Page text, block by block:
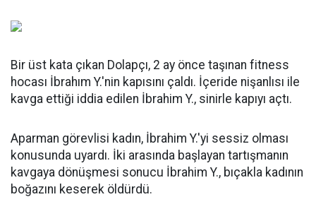
Bir üst kata çıkan Dolapçı, 2 ay önce taşınan fitness
hocası İbrahım Y.'nin kapısını çaldı. İçeride nişanlısı ile
kavga ettiği iddia edilen İbrahim Y., sinirle kapıyı açtı.
Aparman görevlisi kadın, İbrahim Y.'yi sessiz olması
konusunda uyardı. İki arasında başlayan tartışmanın
kavgaya dönüşmesi sonucu İbrahim Y., bıçakla kadının
boğazını keserek öldürdü.